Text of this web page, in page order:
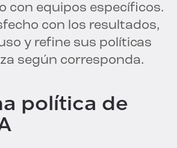
con equipos específicos.
con los resultados,
y refine sus políticas
según corresponda.
política de